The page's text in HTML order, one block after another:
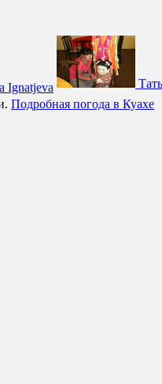
Ignatjeva
Подробная погода в Куахе